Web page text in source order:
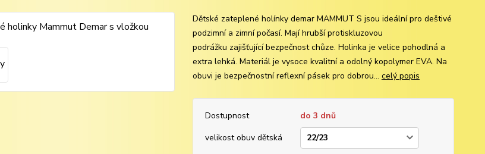
Dětské zateplené holínky demar MAMMUT S jsou ideální pro deštivé
podzimní a zimní počasí. Mají hrubší protiskluzovou
podrážku zajišťující bezpečnost chůze. Holinka je velice pohodlná a
extra lehká. Materiál je vysoce kvalitní a odolný kopolymer EVA. Na
obuvi je bezpečnostní reflexní pásek pro dobrou... celý popis
Dostupnost
do 3 dnů
velikost obuv dětská